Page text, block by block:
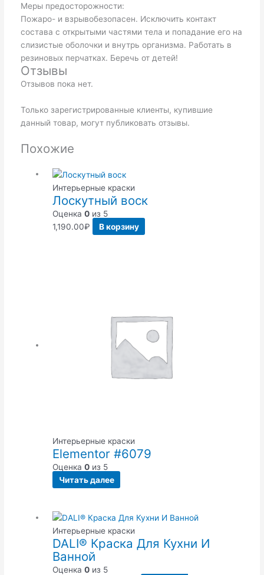
Меры предосторожности:
Пожаро- и взрывобезопасен. Исключить контакт
состава с открытыми частями тела и попадание его на
слизистые оболочки и внутрь организма. Работать в
резиновых перчатках. Беречь от детей!
Отзывы
Отзывов пока нет.
Только зарегистрированные клиенты, купившие
данный товар, могут публиковать отзывы.
Похожие
Интерьерные краски
Лоскутный воск
Оценка0 из 5
1,190.00₽ В корзину
Интерьерные краски
Elementor #6079
Оценка0 из 5
Читать далее
Интерьерные краски
DALI® Краска Для Кухни И
Ванной
Оценка0 из 5